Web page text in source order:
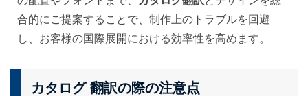
合的にご提案することで、制作上のトラブルを回避
し、お客様の国際展開における効率性を高めます。
カタログ 翻訳の際の注意点